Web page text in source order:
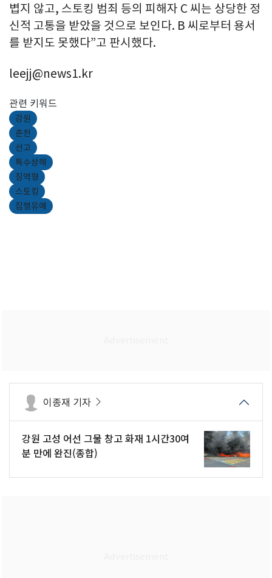
볍지 않고, 스토킹 범죄 등의 피해자 C 씨는 상당한 정
신적 고통을 받았을 것으로 보인다. B 씨로부터 용서
를 받지도 못했다”고 판시했다.
leejj@news1.kr
관련 키워드
강원
춘천
선고
특수상해
징역형
스토킹
집행유예
이종재 기자
강원 고성 어선 그물 창고 화재 1시간30여
분 만에 완진(종합)